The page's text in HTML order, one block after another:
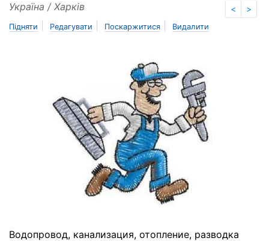
< >
Україна / Харків
Підняти Редагувати Поскаржитися Видалити
Водопровод, канализация, отопление, разводка